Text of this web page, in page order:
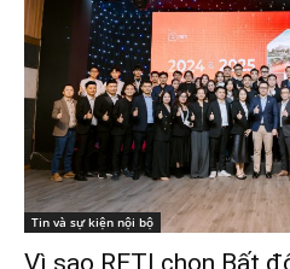
Tin và sự kiện nội bộ
Vì sao RETI chọn Bất